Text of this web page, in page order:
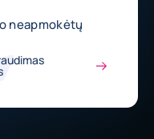
neapmokėtų